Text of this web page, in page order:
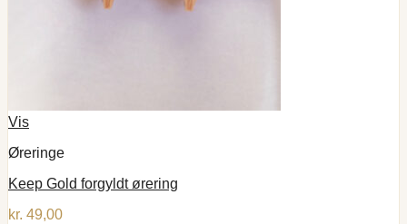
Vis
Øreringe
Keep Gold forgyldt ørering
kr. 49,00